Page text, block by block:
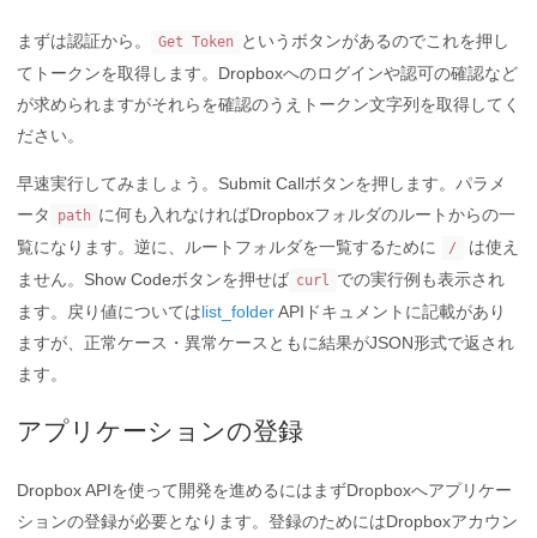
まずは認証から。 Get Token というボタンがあるのでこれを押し
てトークンを取得します。Dropboxへのログインや認可の確認など
が求められますがそれらを確認のうえトークン文字列を取得してく
ださい。
早速実行してみましょう。Submit Callボタンを押します。パラメ
ータ
path に何も入れなければDropboxフォルダのルートからの一
覧になります。逆に、ルートフォルダを一覧するために
/
は使え
ません。Show Codeボタンを押せば curl での実行例も表示され
ます。戻り値についてはlist_folderAPIドキュメントに記載があり
ますが、正常ケース・異常ケースともに結果がJSON形式で返され
ます。
アプリケーションの登録
Dropbox APIを使って開発を進めるにはまずDropboxへアプリケー
ションの登録が必要となります。登録のためにはDropboxアカウン